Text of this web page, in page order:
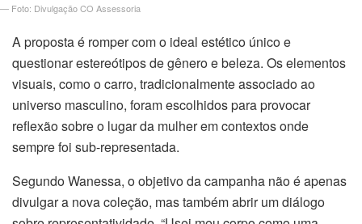
Panel
panel
panel
Panel
panel
panel
— Foto: Divulgação CO Assessoria
A proposta é romper com o ideal estético único e
questionar estereótipos de gênero e beleza. Os elementos
visuais, como o carro, tradicionalmente associado ao
universo masculino, foram escolhidos para provocar
reflexão sobre o lugar da mulher em contextos onde
sempre foi sub-representada.
Segundo Wanessa, o objetivo da campanha não é apenas
divulgar a nova coleção, mas também abrir um diálogo